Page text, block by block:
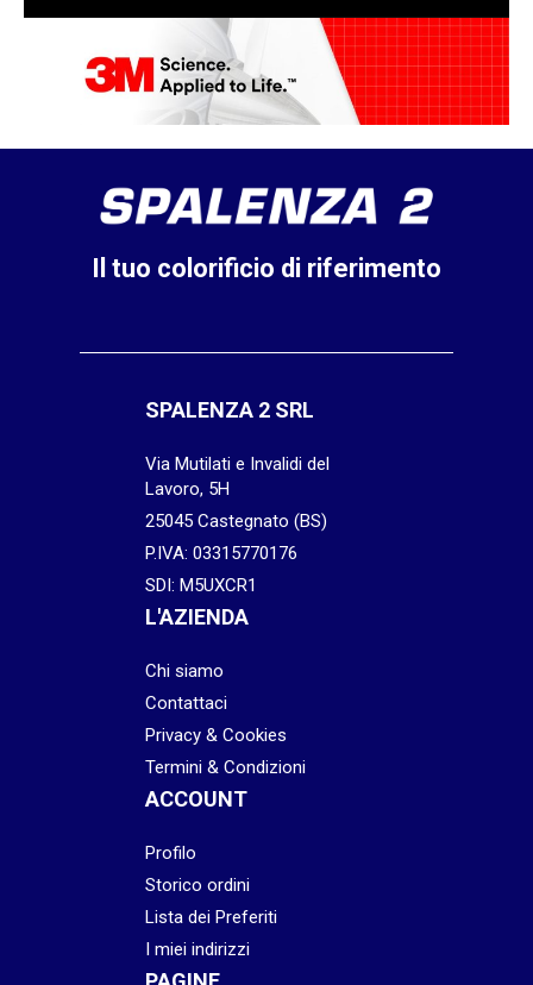
Il tuo colorificio di riferimento
SPALENZA 2 SRL
Via Mutilati e Invalidi del
Lavoro, 5H
25045 Castegnato (BS)
P.IVA: 03315770176
SDI: M5UXCR1
L'AZIENDA
Chi siamo
Contattaci
Privacy & Cookies
Termini & Condizioni
ACCOUNT
Profilo
Storico ordini
Lista dei Preferiti
I miei indirizzi